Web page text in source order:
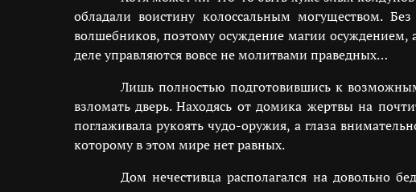
обладали воистину колоссальным могуществом.
волшебников, поэтому осуждение магии осуждением,
деле управляются вовсе не молитвами праведных…
Лишь полностью подготовившись к
взломать дверь. Находясь от домика жертвы на
поглаживала рукоять чудо-оружия, а глаза
которому в этом мире нет равных.
Дом нечестивца располагался на довольно